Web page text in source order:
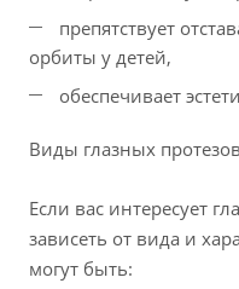
препятствует
орбиты у детей,
обеспечивает
Виды глазных протезов
Если вас интересует
зависеть от вида и
могут быть: